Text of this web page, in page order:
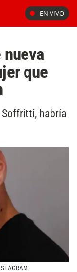
EN VIVO
que
Soffritti, habría